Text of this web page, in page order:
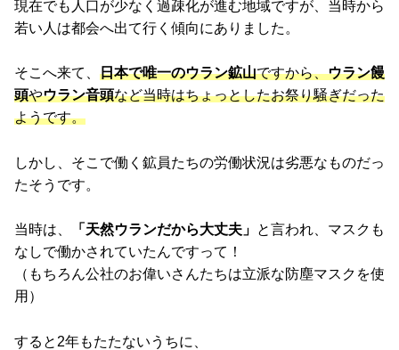
現在でも人口が少なく過疎化が進む地域ですが、当時から
若い人は都会へ出て行く傾向にありました。
そこへ来て、 日本で唯一のウラン鉱山ですから、ウラン饅
頭やウラン音頭など当時はちょっとしたお祭り騒ぎだった
ようです。
しかし、そこで働く鉱員たちの労働状況は劣悪なものだっ
たそうです。
当時は、 「天然ウランだから大丈夫」 と言われ、マスクも
なしで働かされていたんですって！
（もちろん公社のお偉いさんたちは立派な防塵マスクを使
用）
すると2年もたたないうちに、